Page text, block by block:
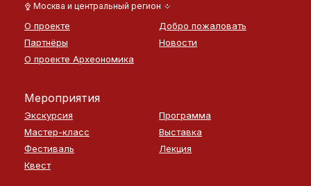
Москва и центральный регион
О проекте
Добро пожаловать
Партнёры
Новости
О проекте Археономика
Мероприятия
Экскурсия
Программа
Мастер-класс
Выставка
Фестиваль
Лекция
Квест